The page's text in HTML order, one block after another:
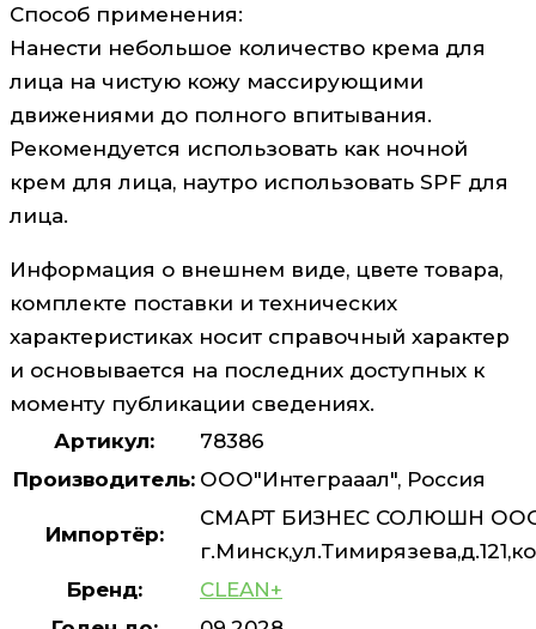
Способ применения:
Нанести небольшое количество крема для
лица на чистую кожу массирующими
движениями до полного впитывания.
Рекомендуется использовать как ночной
крем для лица, наутро использовать SPF для
лица.
Информация о внешнем виде, цвете товара,
комплекте поставки и технических
характеристиках носит справочный характер
и основывается на последних доступных к
моменту публикации сведениях.
Артикул:
78386
Производитель: ООО"Интеграаал", Россия
Импортёр:
СМАРТ БИЗНЕС СОЛЮШН
Бренд:
CLEAN+